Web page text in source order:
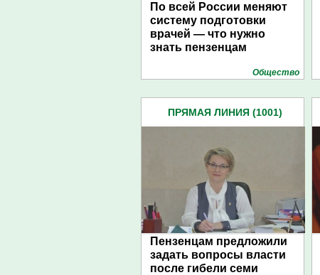
По всей России меняют
систему подготовки
врачей — что нужно
знать пензенцам
Общество
ПРЯМАЯ ЛИНИЯ (1001)
Пензенцам предложили
задать вопросы власти
после гибели семи